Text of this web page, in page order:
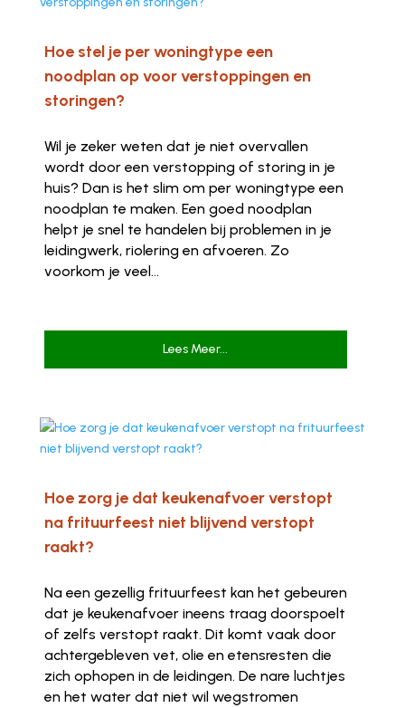
Hoe stel je per woningtype een
noodplan op voor verstoppingen en
storingen?
Wil je zeker weten dat je niet overvallen
wordt door een verstopping of storing in je
huis? Dan is het slim om per woningtype een
noodplan te maken. Een goed noodplan
helpt je snel te handelen bij problemen in je
leidingwerk, riolering en afvoeren. Zo
voorkom je veel...
Lees Meer...
Hoe zorg je dat keukenafvoer verstopt
na frituurfeest niet blijvend verstopt
raakt?
Na een gezellig frituurfeest kan het gebeuren
dat je keukenafvoer ineens traag doorspoelt
of zelfs verstopt raakt. Dit komt vaak door
achtergebleven vet, olie en etensresten die
zich ophopen in de leidingen. De nare luchtjes
en het water dat niet wil wegstromen